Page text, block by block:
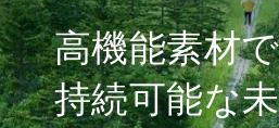
ここにしかな
最先端の価値